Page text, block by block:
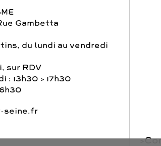
Gambetta
du lundi au vendredi
sur RDV
: 13h30 > 17h30
seine.fr